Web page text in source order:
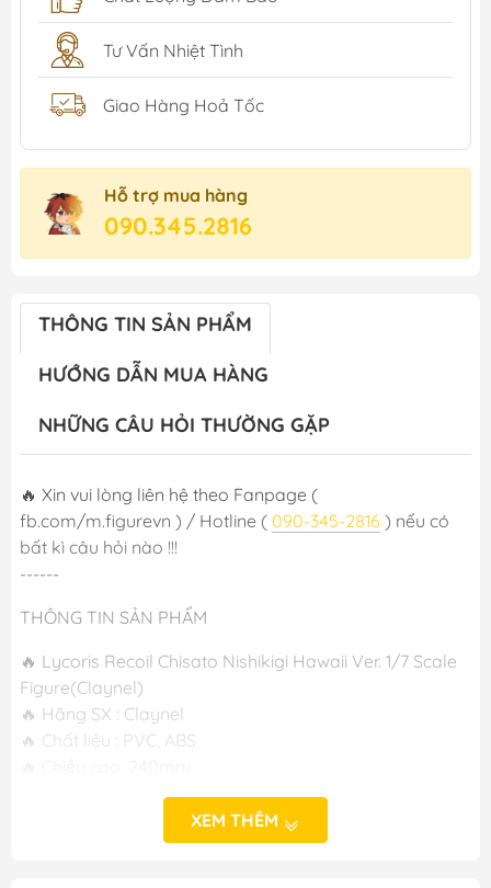
Tư Vấn Nhiệt Tình
Giao Hàng Hoả Tốc
Hỗ trợ mua hàng
090.345.2816
THÔNG TIN SẢN PHẨM
HƯỚNG DẪN MUA HÀNG
NHỮNG CÂU HỎI THƯỜNG GẶP
🔥 Xin vui lòng liên hệ theo Fanpage (
fb.com/m.figurevn ) / Hotline ( 090-345-2816 ) nếu có
bất kì câu hỏi nào !!!
------
THÔNG TIN SẢN PHẨM
🔥 Lycoris Recoil Chisato Nishikigi Hawaii Ver. 1/7 Scale
Figure(Claynel)
🔥 Hãng SX : Claynel
🔥 Chất liệu : PVC, ABS
🔥 Phát hành :T12/2024
XEM THÊM